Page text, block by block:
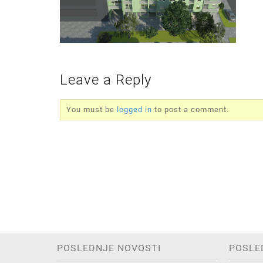
Leave a Reply
You must be logged in to post a comment.
POSLEDNJE NOVOSTI